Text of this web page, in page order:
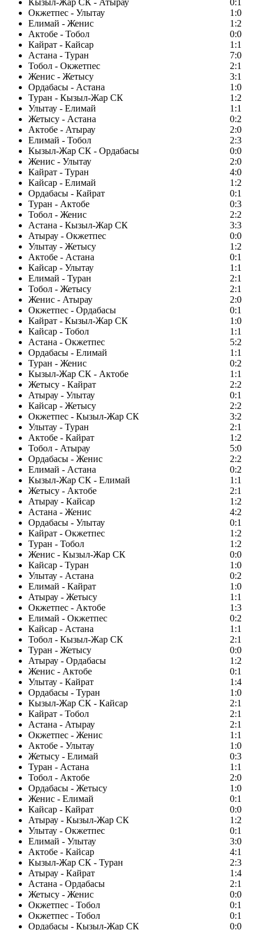
Кызыл-Жар СК - Атырау
0:1
Окжетпес - Улытау
1:0
Елимай - Женис
1:2
Актобе - Тобол
0:0
Кайрат - Кайсар
1:1
Астана - Туран
7:0
Тобол - Окжетпес
2:1
Женис - Жетысу
3:1
Ордабасы - Астана
1:0
Туран - Кызыл-Жар СК
1:2
Улытау - Елимай
1:1
Жетысу - Астана
0:2
Актобе - Атырау
2:0
Елимай - Тобол
2:3
Кызыл-Жар СК - Ордабасы
0:0
Женис - Улытау
2:0
Кайрат - Туран
4:0
Кайсар - Елимай
1:2
Ордабасы - Кайрат
0:1
Туран - Актобе
0:3
Тобол - Женис
2:2
Астана - Кызыл-Жар СК
3:3
Атырау - Окжетпес
0:0
Улытау - Жетысу
1:2
Актобе - Астана
0:1
Кайсар - Улытау
1:1
Елимай - Туран
2:1
Тобол - Жетысу
2:1
Женис - Атырау
2:0
Окжетпес - Ордабасы
0:1
Кайрат - Кызыл-Жар СК
1:0
Кайсар - Тобол
1:1
Астана - Окжетпес
5:2
Ордабасы - Елимай
1:1
Туран - Женис
0:2
Кызыл-Жар СК - Актобе
1:1
Жетысу - Кайрат
2:2
Атырау - Улытау
0:1
Кайсар - Жетысу
2:2
Окжетпес - Кызыл-Жар СК
3:2
Улытау - Туран
2:1
Актобе - Кайрат
1:2
Тобол - Атырау
5:0
Ордабасы - Женис
2:2
Елимай - Астана
0:2
Кызыл-Жар СК - Елимай
1:1
Жетысу - Актобе
2:1
Атырау - Кайсар
1:2
Астана - Женис
4:2
Ордабасы - Улытау
0:1
Кайрат - Окжетпес
1:2
Туран - Тобол
1:2
Женис - Кызыл-Жар СК
0:0
Кайсар - Туран
1:0
Улытау - Астана
0:2
Елимай - Кайрат
1:0
Атырау - Жетысу
1:1
Окжетпес - Актобе
1:3
Елимай - Окжетпес
0:2
Кайсар - Астана
1:1
Тобол - Кызыл-Жар СК
2:1
Туран - Жетысу
0:0
Атырау - Ордабасы
1:2
Женис - Актобе
0:1
Улытау - Кайрат
1:4
Ордабасы - Туран
1:0
Кызыл-Жар СК - Кайсар
2:1
Кайрат - Тобол
2:1
Астана - Атырау
2:1
Окжетпес - Женис
1:1
Актобе - Улытау
1:0
Жетысу - Елимай
0:3
Туран - Астана
1:1
Тобол - Актобе
2:0
Ордабасы - Жетысу
1:0
Женис - Елимай
0:1
Кайсар - Кайрат
0:0
Атырау - Кызыл-Жар СК
1:2
Улытау - Окжетпес
0:1
Елимай - Улытау
3:0
Актобе - Кайсар
4:1
Кызыл-Жар СК - Туран
2:3
Атырау - Кайрат
1:4
Астана - Ордабасы
2:1
Жетысу - Женис
0:0
Окжетпес - Тобол
0:1
Окжетпес - Тобол
0:1
Ордабасы - Кызыл-Жар СК
0:0